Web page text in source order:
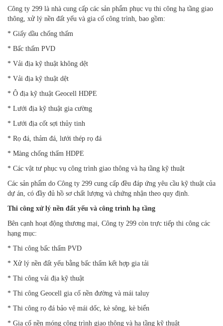
Công ty 299 là nhà cung cấp các sản phẩm phục vụ thi công hạ tầng giao
thông, xử lý nền đất yếu và gia cố công trình, bao gồm:
* Giấy dầu chống thấm
* Bấc thấm PVD
* Vải địa kỹ thuật không dệt
* Vải địa kỹ thuật dệt
* Ô địa kỹ thuật Geocell HDPE
* Lưới địa kỹ thuật gia cường
* Lưới địa cốt sợi thủy tinh
* Rọ đá, thảm đá, lưới thép rọ đá
* Màng chống thấm HDPE
* Các vật tư phục vụ công trình giao thông và hạ tầng kỹ thuật
Các sản phẩm do Công ty 299 cung cấp đều đáp ứng yêu cầu kỹ thuật của
dự án, có đầy đủ hồ sơ chất lượng và chứng nhận theo quy định.
Thi công xử lý nền đất yếu và công trình hạ tầng
Bên cạnh hoạt động thương mại, Công ty 299 còn trực tiếp thi công các
hạng mục:
* Thi công bấc thấm PVD
* Xử lý nền đất yếu bằng bấc thấm kết hợp gia tải
* Thi công vải địa kỹ thuật
* Thi công Geocell gia cố nền đường và mái taluy
* Thi công rọ đá bảo vệ mái dốc, kè sông, kè biển
* Gia cố nền móng công trình giao thông và hạ tầng kỹ thuật